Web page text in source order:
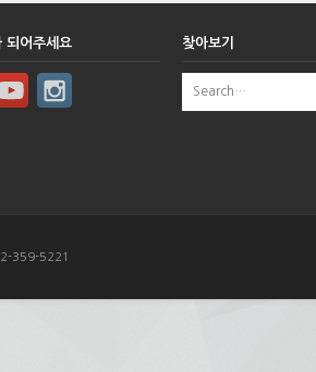
되어주세요 찾아보기
359-5221